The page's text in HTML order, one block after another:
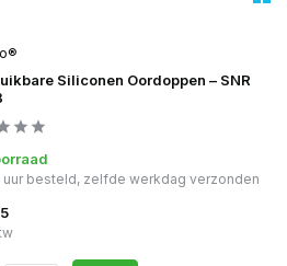
Siliconen Oordoppen – SNR
uur besteld, zelfde werkdag verzonden